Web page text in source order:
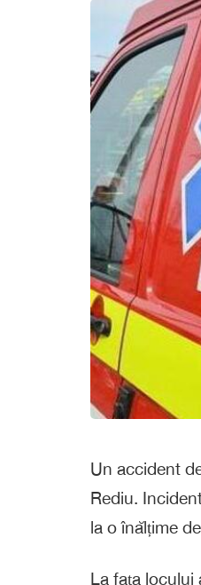
Un accident
Rediu.
la o înălțime
La fața locului